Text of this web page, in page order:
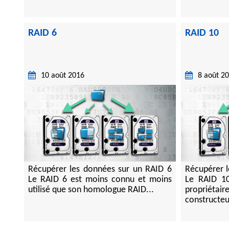
RAID 6
10 août 2016
Récupérer les données sur un RAID 6
Le RAID 6 est moins connu et moins
utilisé que son homologue RAID...
RAID 10
8 août
Récupérer
Le RAID